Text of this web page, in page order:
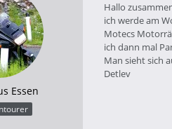
Essen
Hallo
ich werde am
Motecs
ich dann mal
Man sieht sich
Detlev